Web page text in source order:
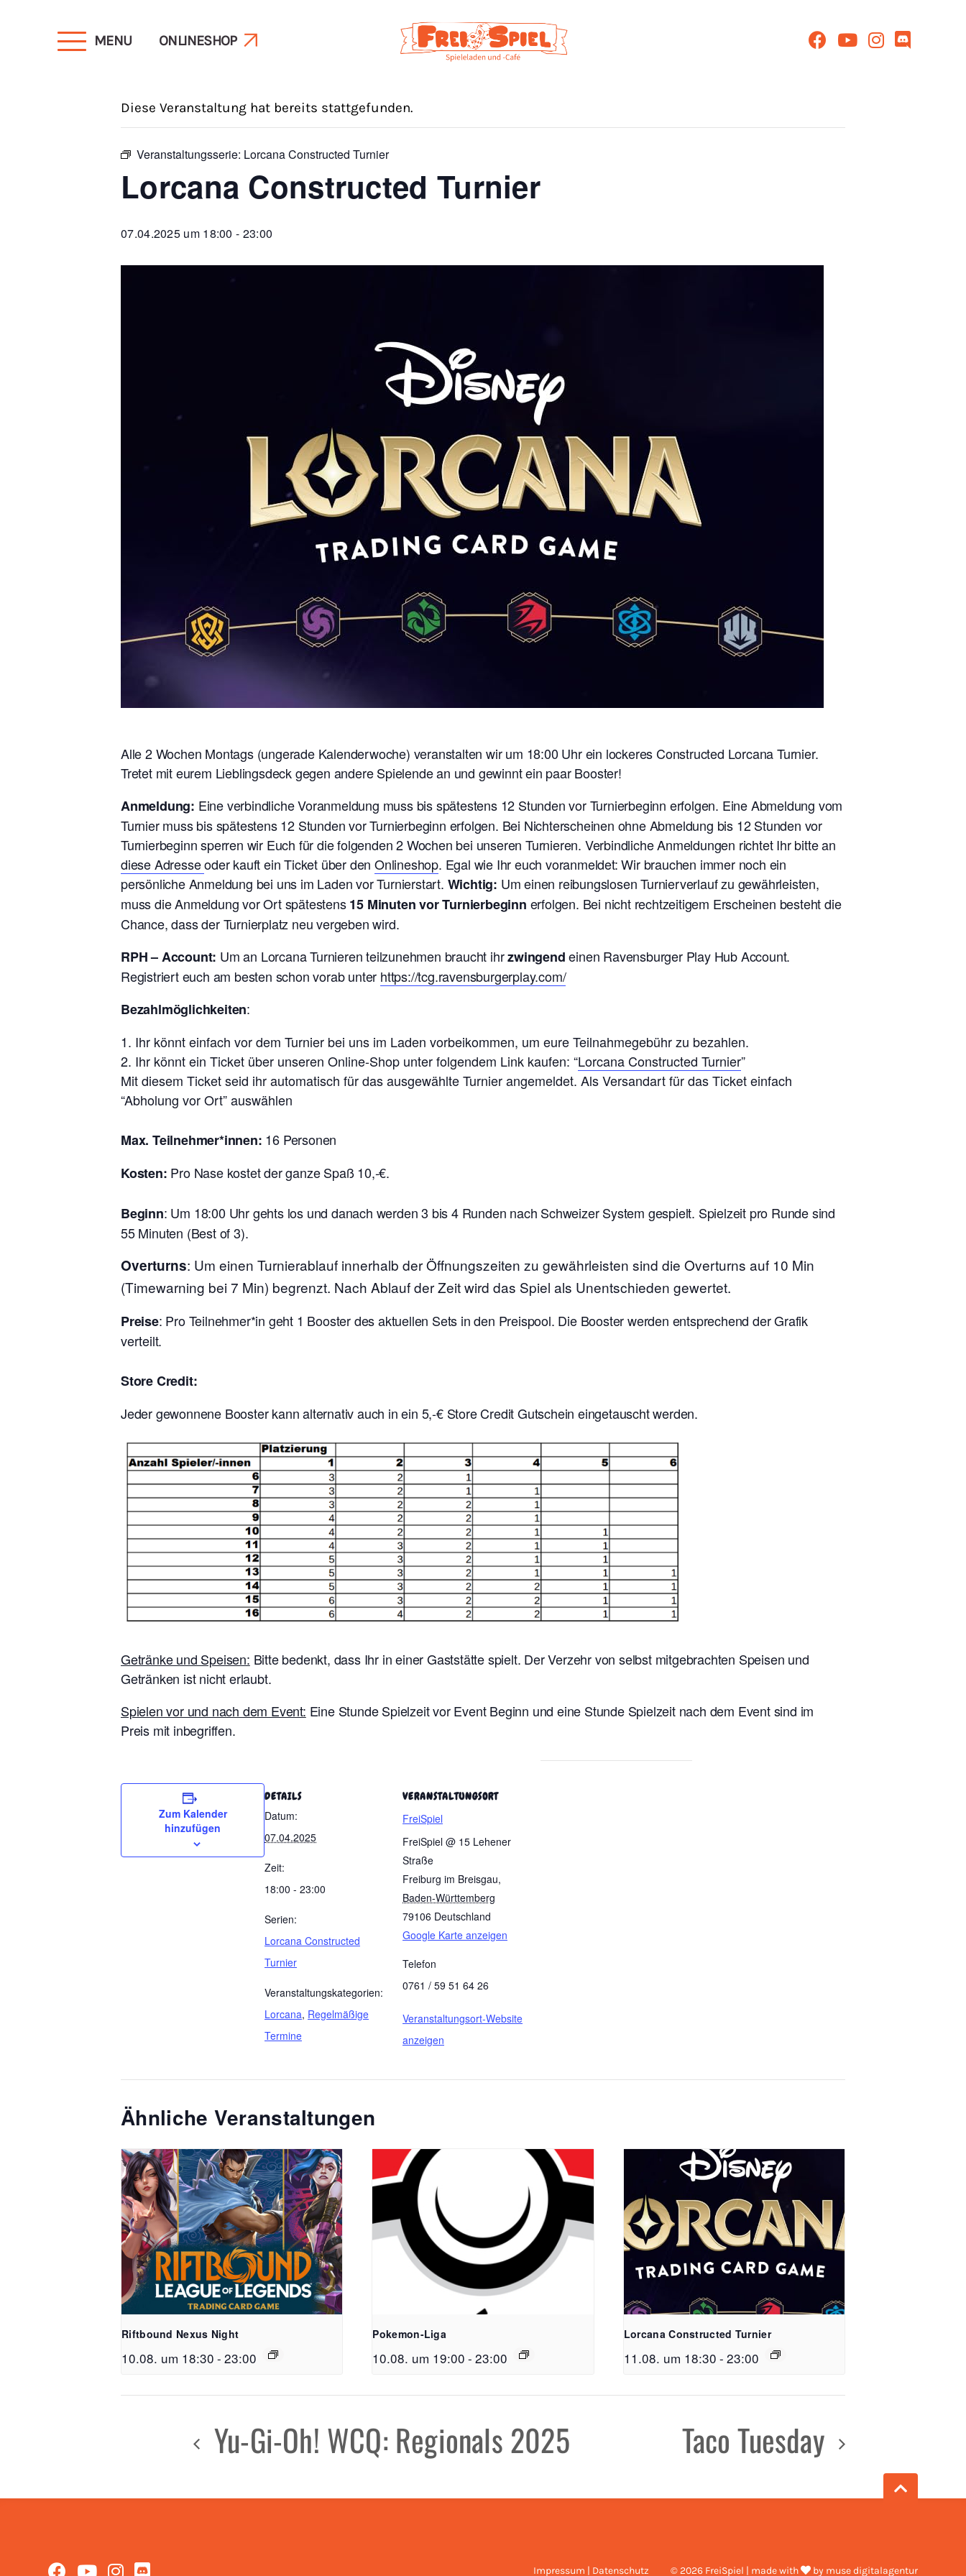
MENU ONLINESHOP
0761 / 59 51 64 26
Mo - Do: 11:00 - 23:00 Uhr
Diese Veranstaltung hat bereits stattgefunden.
Veranstaltungsserie: Lorcana Constructed Turnier
Lorcana Constructed Turnier
07.04.2025 um 18:00 - 23:00
Alle 2 Wochen Montags (ungerade Kalenderwoche) veranstalten wir um 18:00 Uhr ein lockeres Constructed Lorcana Turnier.
Tretet mit eurem Lieblingsdeck gegen andere Spielende an und gewinnt ein paar Booster!
Anmeldung: Eine verbindliche Voranmeldung muss bis spätestens 12 Stunden vor Turnierbeginn erfolgen. Eine Abmeldung vom
Turnier muss bis spätestens 12 Stunden vor Turnierbeginn erfolgen. Bei Nichterscheinen ohne Abmeldung bis 12 Stunden vor
Turnierbeginn sperren wir Euch für die folgenden 2 Wochen bei unseren Turnieren. Verbindliche Anmeldungen richtet Ihr bitte an
diese Adresseoder kauft ein Ticket über denOnlineshop. Egal wie Ihr euch voranmeldet: Wir brauchen immer noch ein
persönliche Anmeldung bei uns im Laden vor Turnierstart. Wichtig: Um einen reibungslosen Turnierverlauf zu gewährleisten,
muss die Anmeldung vor Ort spätestens15 Minuten vor Turnierbeginn erfolgen. Bei nicht rechtzeitigem Erscheinen besteht die
Chance, dass der Turnierplatz neu vergeben wird.
RPH – Account: Um an Lorcana Turnieren teilzunehmen braucht ihrzwingendeinen Ravensburger Play Hub Account.
Registriert euch am besten schon vorab unter https://tcg.ravensburgerplay.com/
Bezahlmöglichkeiten:
Ihr könnt einfach vor dem Turnier bei uns im Laden vorbeikommen, um eure Teilnahmegebühr zu bezahlen.
Ihr könnt ein Ticket über unseren Online-Shop unter folgendem Link kaufen: “Lorcana Constructed Turnier”
Mit diesem Ticket seid ihr automatisch für das ausgewählte Turnier angemeldet. Als Versandart für das Ticket einfach
“Abholung vor Ort” auswählen
Max. Teilnehmer*innen: 16 Personen
Kosten: Pro Nase kostet der ganze Spaß 10,-€.
Beginn: Um 18:00 Uhr gehts los und danach werden 3 bis 4 Runden nach Schweizer System gespielt. Spielzeit pro Runde sind
55 Minuten (Best of 3).
Overturns: Um einen Turnierablauf innerhalb der Öffnungszeiten zu gewährleisten sind die Overturns auf 10 Min
(Timewarning bei 7 Min) begrenzt. Nach Ablauf der Zeit wird das Spiel als Unentschieden gewertet.
Preise: Pro Teilnehmer*in geht 1 Booster des aktuellen Sets in den Preispool. Die Booster werden entsprechend der Grafik
verteilt.
Store Credit:
Jeder gewonnene Booster kann alternativ auch in ein 5,-€ Store Credit Gutschein eingetauscht werden.
Getränke und Speisen: Bitte bedenkt, dass Ihr in einer Gaststätte spielt. Der Verzehr von selbst mitgebrachten Speisen und
Getränken ist nicht erlaubt.
Spielen vor und nach dem Event: Eine Stunde Spielzeit vor Event Beginn und eine Stunde Spielzeit nach dem Event sind im
Preis mit inbegriffen.
Zum Kalender
hinzufügen
DETAILS
Datum:
07.04.2025
Zeit:
18:00 - 23:00
Serien:
Lorcana Constructed
Turnier
Veranstaltungskategorien:
Lorcana, Regelmäßige
Termine
VERANSTALTUNGSORT
FreiSpiel
FreiSpiel @ 15 Lehener
Straße
Freiburg im Breisgau,
Baden-Württemberg
79106 Deutschland
Google Karte anzeigen
Telefon
0761 / 59 51 64 26
Veranstaltungsort-Website
anzeigen
Ähnliche Veranstaltungen
Riftbound Nexus Night
10.08. um 18:30 - 23:00
Pokemon-Liga
10.08. um 19:00 - 23:00
Lorcana Constructed Turnier
11.08. um 18:30 - 23:00
Yu-Gi-Oh! WCQ: Regionals 2025 Taco Tuesday
Impressum | Datenschutz © 2026 FreiSpiel | made with by muse digitalagentur